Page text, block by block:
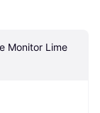
Monitor Lime